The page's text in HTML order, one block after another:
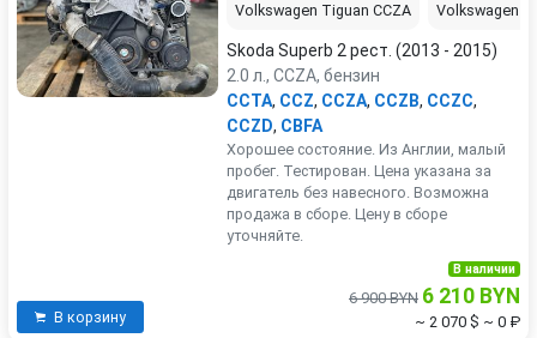
Volkswagen Tiguan CCZA Volkswagen
Skoda Superb 2 рест. (2013 - 2015)
2.0 л., CCZA, бензин
CCTA, CCZ, CCZA, CCZB, CCZC,
CCZD, CBFA
Хорошее состояние. Из Англии, малый
пробег. Тестирован. Цена указана за
двигатель без навесного. Возможна
продажа в сборе. Цену в сборе
уточняйте.
В корзину
В наличии
6 900 BYN 6 210 BYN
~ 2 070 $ ~ 0 ₽